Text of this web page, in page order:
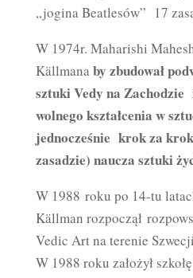
„jogina Beatlesów” 17
W 1974r. Maharishi
Källmanaby zbudował
sztuki Vedy na
wolnego kształcenia w
jednocześnie krok za
zasadzie) naucza sztuki
W 1988 roku po 14-tu
Källman rozpoczął
Vedic Art na terenie
W 1988 roku założył